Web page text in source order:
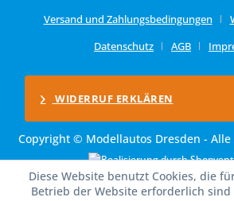
Versand und Zahlungsbedingungen
Datenschutz
AGB
WIDERRUF ERKLÄREN
Copyright © Modellautos Dresden - Alle
Diese Website benutzt Cookies, die
Betrieb der Website erforderlich